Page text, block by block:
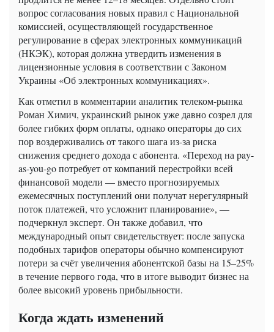
вопрос согласования новых правил с Национальной
комиссией, осуществляющей государственное
регулирование в сферах электронных коммуникаций
(НКЭК), которая должна утвердить изменения в
лицензионные условия в соответствии с Законом
Украины «Об электронных коммуникациях».
Как отметил в комментарии аналитик телеком-рынка
Роман Химич, украинский рынок уже давно созрел для
более гибких форм оплаты, однако операторы до сих
пор воздерживались от такого шага из-за риска
снижения среднего дохода с абонента. «Переход на pay-
as-you-go потребует от компаний перестройки всей
финансовой модели — вместо прогнозируемых
ежемесячных поступлений они получат нерегулярный
поток платежей, что усложнит планирование», —
подчеркнул эксперт. Он также добавил, что
международный опыт свидетельствует: после запуска
подобных тарифов операторы обычно компенсируют
потери за счёт увеличения абонентской базы на 15–25%
в течение первого года, что в итоге выводит бизнес на
более высокий уровень прибыльности.
Когда ждать изменений